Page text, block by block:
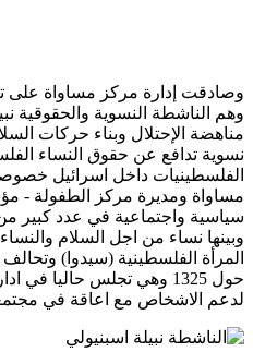
وصادقت إدارة مركز مساواة على
وهم
الناشطة النسوية والحقوقية
مناهضة الإحتلال وبناء حركات
نسوية تدافع عن حقوق النساء
الفلسطينيات داخل اسرائيل
مساواة ومديرة مركز الطفولة -
سياسية واجتماعية في عدد كبير
وبينها نساء من اجل السلام
المرأة الفلسطينية (سيدوا)
حول 1325 وهي تجلس
لدعم الاشخاص مع اعاقة في